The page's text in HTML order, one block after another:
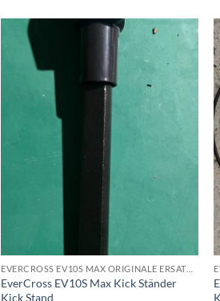
Auf die
EVERCROSS EV10S MAX ORIGINALE ERSATZTEILE - REPARATUR - VERKAUF
EverCross EV10S Max Kick Ständer
Kick Stand